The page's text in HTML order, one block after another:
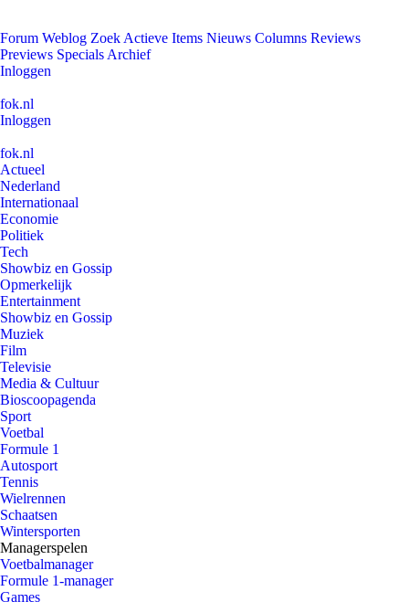
Forum Weblog Zoek Actieve Items Nieuws Columns Reviews
Previews Specials Archief
Inloggen
fok.nl
Inloggen
fok.nl
Actueel
Nederland
Internationaal
Economie
Politiek
Tech
Showbiz en Gossip
Opmerkelijk
Entertainment
Showbiz en Gossip
Muziek
Film
Televisie
Media & Cultuur
Bioscoopagenda
Sport
Voetbal
Formule 1
Autosport
Tennis
Wielrennen
Schaatsen
Wintersporten
Managerspelen
Voetbalmanager
Formule 1-manager
Games